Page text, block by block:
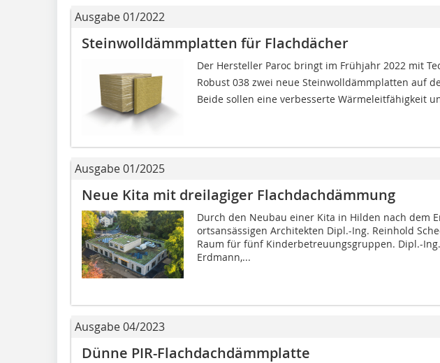
Ausgabe 01/2022
Steinwolldämmplatten für Flachdächer
Der Hersteller Paroc bringt im Frühjahr 2022 mit
Robust 038 zwei neue Steinwolldämmplatten auf
Beide sollen eine verbesserte Wärmeleitfähigkeit
Ausgabe 01/2025
Neue Kita mit dreilagiger Flachdachdämmung
Durch den Neubau einer Kita in Hilden nach dem
ortsansässigen Architekten Dipl.-Ing. Reinhold
Raum für fünf Kinderbetreuungsgruppen. Dipl.-
Erdmann,...
Ausgabe 04/2023
Dünne PIR-Flachdachdämmplatte